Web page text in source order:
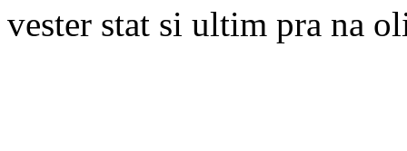
vester stat si ultim pra na